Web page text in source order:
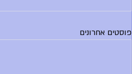
פוסטים אחרונים